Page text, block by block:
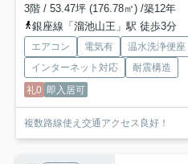
3階 / 53.47坪 (176.78㎡) /築12年
銀座線「溜池山王」駅 徒歩3分
エアコン 電気有 温水洗浄便座
インターネット対応
耐震構造
礼0 即入居可
複数路線使え交通アクセス良好！